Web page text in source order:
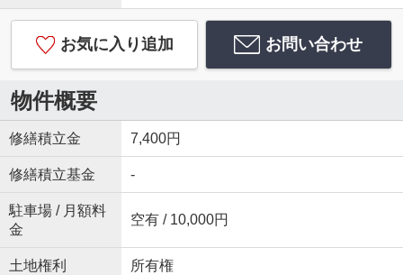
お気に入り追加 お問い合わせ
物件概要
修繕積立金 7,400円
修繕積立基金 -
駐車場 / 月額料
金
空有 / 10,000円
土地権利 所有権